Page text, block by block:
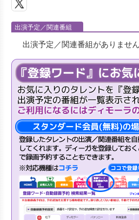
出演予定／関連番組
出演予定／関連番組がありませ